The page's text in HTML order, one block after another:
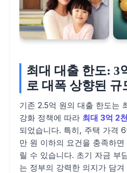
최대 대출 한도: 3
로 대폭 상향된 규
기존 2.5억 원의 대출 한도는
강화 정책에 따라 최대 3억 2
되었습니다. 특히, 주택 가격
만 원 이하의 요건을 충족하
릴 수 있습니다. 초기 자금 부
는 정부의 강력한 의지가 담겨